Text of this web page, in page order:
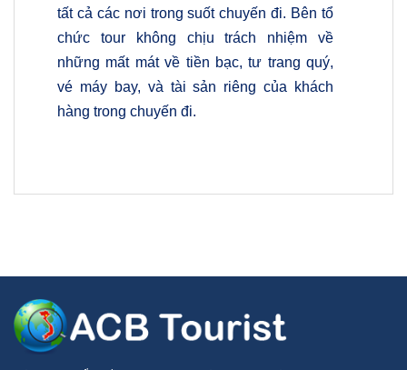
tất cả các nơi trong suốt chuyến đi. Bên tổ
chức tour không chịu trách nhiệm về
những mất mát về tiền bạc, tư trang quý,
vé máy bay, và tài sản riêng của khách
hàng trong chuyến đi.